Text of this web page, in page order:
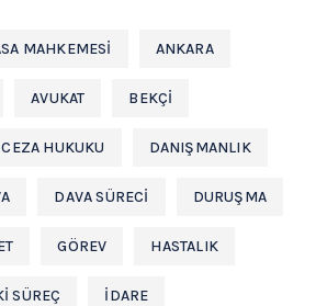
MAHKEMESI ANKARA
AVUKAT BEKÇI
CEZA HUKUKU DANIŞMANLIK
DAVA SÜRECI DURUŞMA
GÖREV HASTALIK
SÜREÇ IDARE